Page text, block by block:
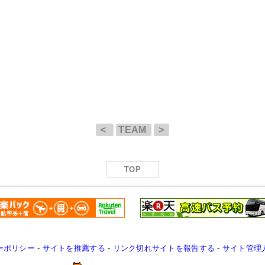
< TEAM >
TOP
ポリシー - サイトを推薦する - リンク切れサイトを報告する - サイト管理